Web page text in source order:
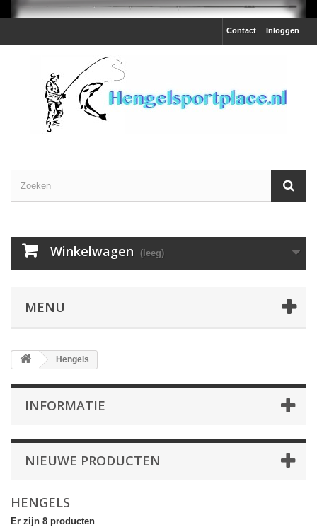
Inloggen
Contact
Winkelwagen (leeg)
MENU
Hengels
INFORMATIE
NIEUWE PRODUCTEN
HENGELS
Er zijn 8 producten